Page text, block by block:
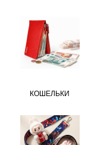
КОШЕЛЬКИ